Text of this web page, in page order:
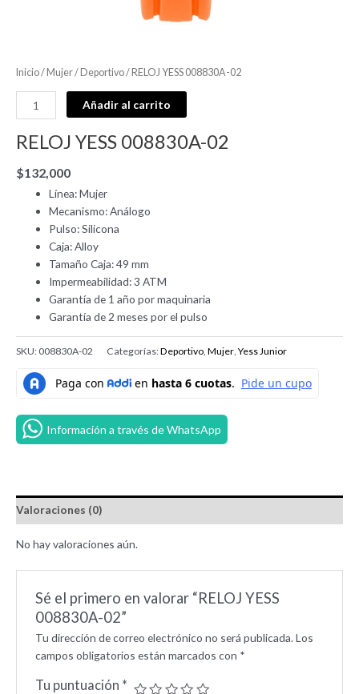
Inicio/Mujer/Deportivo/ RELOJ YESS 008830A-02
Añadir al carrito
RELOJ YESS 008830A-02
$132,000
Línea: Mujer
Mecanismo: Análogo
Pulso: Silicona
Caja: Alloy
Tamaño Caja: 49 mm
Impermeabilidad: 3 ATM
Garantía de 1 año por maquinaria
Garantía de 2 meses por el pulso
SKU: 008830A-02 Categorías:Deportivo Mujer ,Yess Junior
Información a través de WhatsApp
Valoraciones (0)
No hay valoraciones aún.
Sé el primero en valorar “RELOJ YESS
008830A-02”
Tu dirección de correo electrónico no será publicada. Los
campos obligatorios están marcados con *
Tu puntuación *